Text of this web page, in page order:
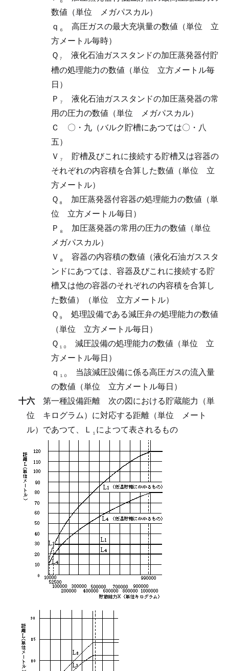
数値（単位 メガパスカル）
ｑ ６
高圧ガスの最大充塡量の数値（単位 立
方メートル毎時）
Ｑ ７
液化石油ガススタンドの加圧蒸発器付貯
槽の処理能力の数値（単位 立方メートル毎
日）
Ｐ ７
液化石油ガススタンドの加圧蒸発器の常
用の圧力の数値（単位 メガパスカル）
Ｃ
〇・九（バルク貯槽にあつては〇・八
五）
Ｖ ７
貯槽及びこれに接続する貯槽又は容器の
それぞれの内容積を合算した数値（単位 立
方メートル）
Ｑ ８
加圧蒸発器付容器の処理能力の数値（単
位 立方メートル毎日）
Ｐ ８
加圧蒸発器の常用の圧力の数値（単位
メガパスカル）
Ｖ ８
容器の内容積の数値（液化石油ガススタ
ンドにあつては、容器及びこれに接続する貯
槽又は他の容器のそれぞれの内容積を合算し
た数値）（単位 立方メートル）
Ｑ ９
処理設備である減圧弁の処理能力の数値
（単位 立方メートル毎日）
Ｑ １０
減圧設備の処理能力の数値（単位 立
方メートル毎日）
ｑ １０
当該減圧設備に係る高圧ガスの流入量
の数値（単位 立方メートル毎日）
十六
第一種設備距離
次の図における貯蔵能力（単
位 キログラム）に対応する距離（単位 メート
ル）であつて、Ｌ １ によつて表されるもの